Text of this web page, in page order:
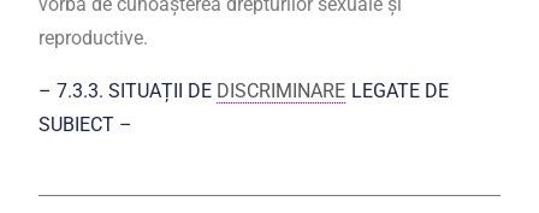
reproductive.
– 7.3.3. SITUAȚII DE DISCRIMINARE LEGATE DE
SUBIECT –